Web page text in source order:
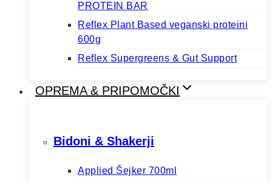
PROTEIN BAR
Reflex Plant Based veganski proteini
600g
Reflex Supergreens & Gut Support
OPREMA & PRIPOMOČKI
Bidoni & Shakerji
Applied Šejker 700ml